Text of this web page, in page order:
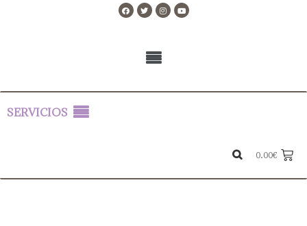
SERVICIOS
0.00€